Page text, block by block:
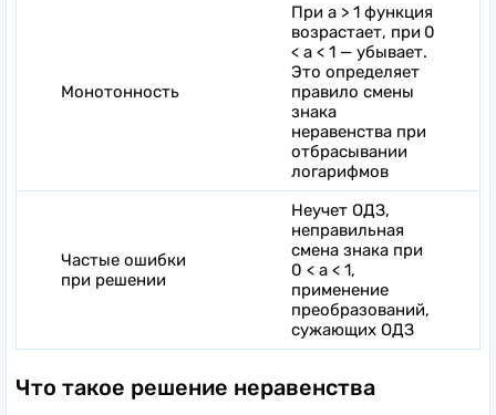
Монотонность
При a > 1 функция
возрастает, при 0
< a < 1 — убывает.
Это определяет
правило смены
знака
неравенства при
отбрасывании
логарифмов
Частые ошибки
при решении
Неучет ОДЗ,
неправильная
смена знака при
0 < a < 1,
применение
преобразований,
сужающих ОДЗ
Что такое решение неравенства